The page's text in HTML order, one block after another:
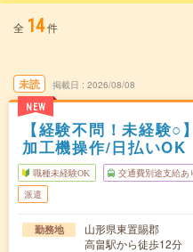
全 14件
未読
NEW
掲載日 2026/08/08
【経験不問！未経験
加工機操作/日払いOK
職種未経験OK 交通費別途支給あ
派遣
勤務地
山形県東置賜郡
高畠駅から徒歩12分